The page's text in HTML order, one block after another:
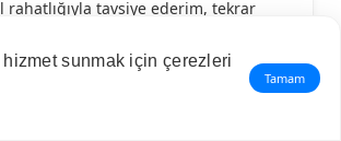
rahatlığıyla tavsiye ederim, tekrar
yine aynı hizmeti alırım.
sunmak için çerezleri
Tamam